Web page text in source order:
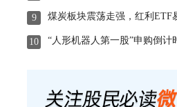
9 煤炭板块震荡走强，红利ETF
10 “人形机器人第一股”申购倒计